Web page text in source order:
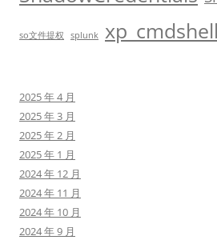
so文件提权 splunk xp_cmdshell
2025 年 4 月
2025 年 3 月
2025 年 2 月
2025 年 1 月
2024 年 12 月
2024 年 11 月
2024 年 10 月
2024 年 9 月